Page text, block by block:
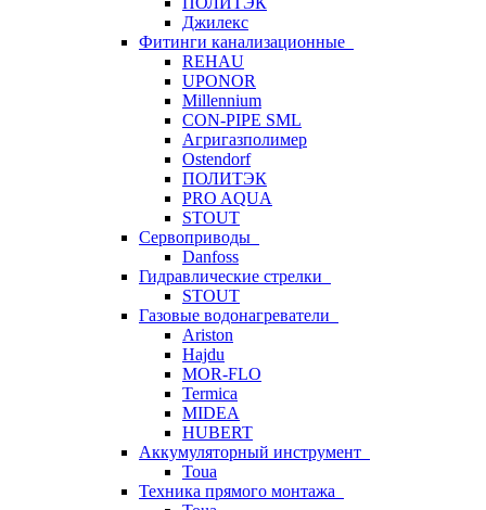
Джилекс
Фитинги канализационные
REHAU
UPONOR
Millennium
CON-PIPE SML
Агригазполимер
Ostendorf
ПОЛИТЭК
PRO AQUA
STOUT
Сервоприводы
Danfoss
Гидравлические стрелки
STOUT
Газовые водонагреватели
Ariston
Hajdu
MOR-FLO
Termica
MIDEA
HUBERT
Аккумуляторный инструмент
Toua
Техника прямого монтажа